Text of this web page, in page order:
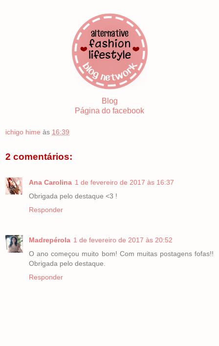
Blog
Página do facebook
ichigo hime às 16:39
2 comentários:
Ana Carolina 1 de fevereiro de 2017 às 16:37
Obrigada pelo destaque <3 !
Responder
Madrepérola 1 de fevereiro de 2017 às 20:52
O ano começou muito bom! Com muitas postagens fofas!!
Obrigada pelo destaque.
Responder